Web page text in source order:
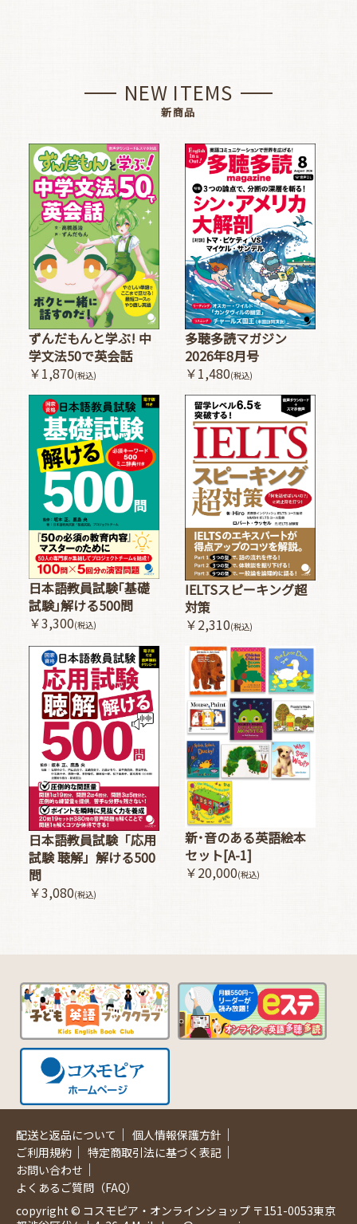
NEW ITEMS
新商品
ずんだもんと学ぶ! 中
学文法50で英会話
￥1,870(税込)
多聴多読マガジン
2026年8月号
￥1,480(税込)
日本語教員試験｢基礎
試験｣解ける500問
￥3,300(税込)
IELTSスピーキング超
対策
￥2,310(税込)
日本語教員試験「応用
試験 聴解」解ける500
問
￥3,080(税込)
新･音のある英語絵本
セット[A-1]
￥20,000(税込)
配送と返品について ｜ 個人情報保護方針 ｜
ご利用規約 ｜ 特定商取引法に基づく表記 ｜
お問い合わせ ｜
よくあるご質問（FAQ）
copyright © コスモピア・オンラインショップ 〒151-0053東京